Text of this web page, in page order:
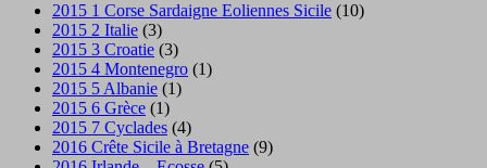
2015 1 Corse Sardaigne Eoliennes Sicile (10)
2015 2 Italie (3)
2015 3 Croatie (3)
2015 4 Montenegro (1)
2015 5 Albanie (1)
2015 6 Grèce (1)
2015 7 Cyclades (4)
2016 Crête Sicile à Bretagne (9)